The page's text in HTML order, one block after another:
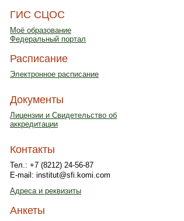
ГИС СЦОС
Моё образование
Федеральный портал
Расписание
Электронное расписание
Документы
Лицензии и Свидетельство об
аккредитации
Контакты
Тел.: +7 (8212) 24-56-87
E-mail: institut@sfi.komi.com
Адреса и реквизиты
Анкеты